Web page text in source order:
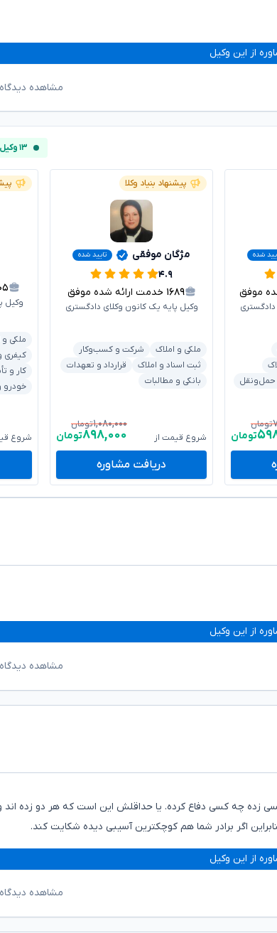
از این وکیل
مشاهده
۱۳ وکیل آنلاین
شده
حمل‌ونقل
تومان
تومان
پیشنهاد بنیاد وکلا
مژگان موفقی تایید شده
۴.۹
۱۶۸۹ خدمت ارائه شده موفق
وکیل پایه یک کانون وکلای دادگستری
ملکی و املاک
شرکت و کسب‌وکار
ثبت اسناد و املاک
قرارداد و تعهدات
بانکی و مطالبات
شروع قیمت از
۱,۰۸۰,۰۰۰تومان
۸۹۸,۰۰۰تومان
دریافت مشاوره
وکیل
ملکی و
کیفری
کار و
خودرو
شروع
از این وکیل
مشاهده
زده چه کسی دفاع کرده. یا حداقلش این است که هر دو زده اند
اگر برادر شما هم کوچکترین آسیبی دیده شکایت کند.
از این وکیل
مشاهده